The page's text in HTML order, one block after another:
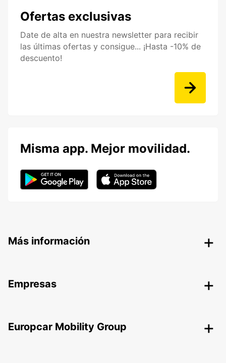
Ofertas exclusivas
Date de alta en nuestra newsletter para recibir
las últimas ofertas y consigue... ¡Hasta -10% de
descuento!
Misma app. Mejor movilidad.
Más información
Empresas
Europcar Mobility Group